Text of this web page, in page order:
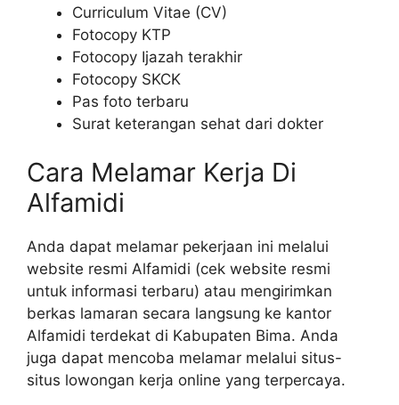
Curriculum Vitae (CV)
Fotocopy KTP
Fotocopy Ijazah terakhir
Fotocopy SKCK
Pas foto terbaru
Surat keterangan sehat dari dokter
Cara Melamar Kerja Di
Alfamidi
Anda dapat melamar pekerjaan ini melalui
website resmi Alfamidi (cek website resmi
untuk informasi terbaru) atau mengirimkan
berkas lamaran secara langsung ke kantor
Alfamidi terdekat di Kabupaten Bima. Anda
juga dapat mencoba melamar melalui situs-
situs lowongan kerja online yang terpercaya.